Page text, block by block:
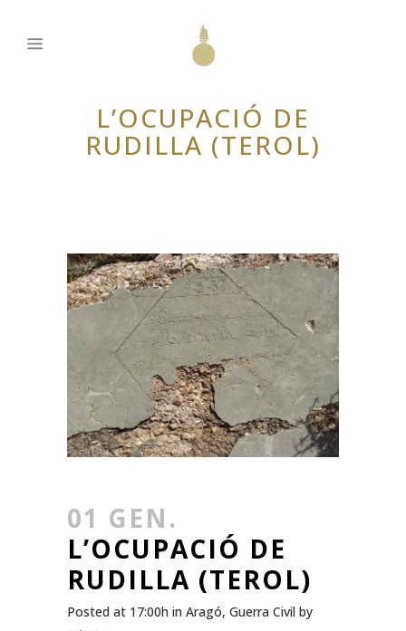
L’OCUPACIÓ DE
RUDILLA (TEROL)
01 GEN.
L’OCUPACIÓ DE
RUDILLA (TEROL)
Posted at 17:00h in Aragó, Guerra Civil by